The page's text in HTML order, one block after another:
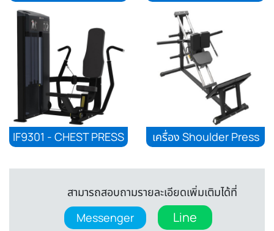
IF9301 - CHEST PRESS เครื่อง Shoulder Press
สามารถสอบถามรายละเอียดเพิ่มเติมได้ที่
Messenger
Line